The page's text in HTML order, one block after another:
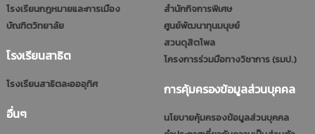
โรงเรียนกฎหมายและการเมือง
บัณฑิตวิทยาลัย
โรงเรียนสาธิต
โรงเรียนสาธิตละอออุทิศ
อื่นๆ
สำนักกิจการพิเศษ
ศูนย์พัฒนาทุนมนุษย์
สวนดุสิตโพล
โครงการร่วมมือทางวิชาการ (รมป.)
การคุ้มครองข้อมูลส่วนบุคคล
นโยบายคุ้มครองข้อมูลส่วนบุคคล